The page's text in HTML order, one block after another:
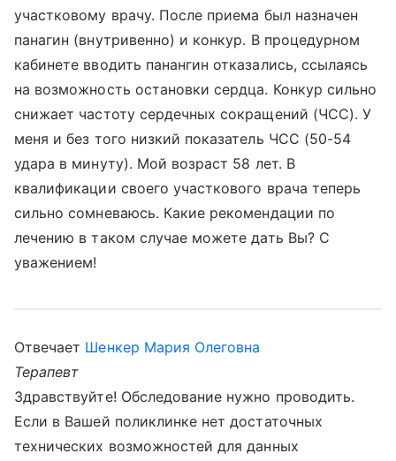
участковому врачу. После приема был назначен
панагин (внутривенно) и конкур. В процедурном
кабинете вводить панангин отказались, ссылаясь
на возможность остановки сердца. Конкур сильно
снижает частоту сердечных сокращений (ЧСС). У
меня и без того низкий показатель ЧСС (50-54
удара в минуту). Мой возраст 58 лет. В
квалификации своего участкового врача теперь
сильно сомневаюсь. Какие рекомендации по
лечению в таком случае можете дать Вы? С
уважением!
Отвечает Шенкер Мария Олеговна
Терапевт
Здравствуйте! Обследование нужно проводить.
Если в Вашей поликлинке нет достаточных
технических возможностей для данных